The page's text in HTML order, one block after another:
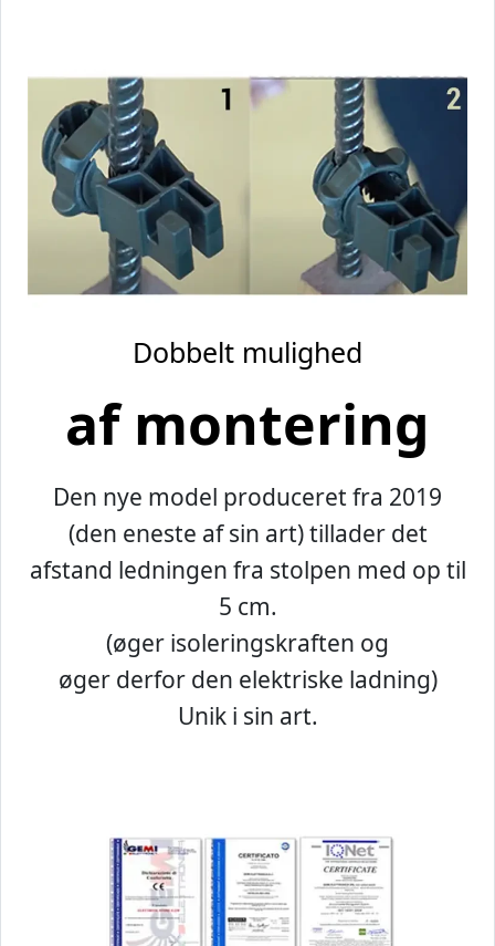
Dobbelt mulighed
af montering
Den nye model produceret fra 2019
(den eneste af sin art) tillader det
afstand ledningen fra stolpen med op til
5 cm.
(øger isoleringskraften og
øger derfor den elektriske ladning)
Unik i sin art.